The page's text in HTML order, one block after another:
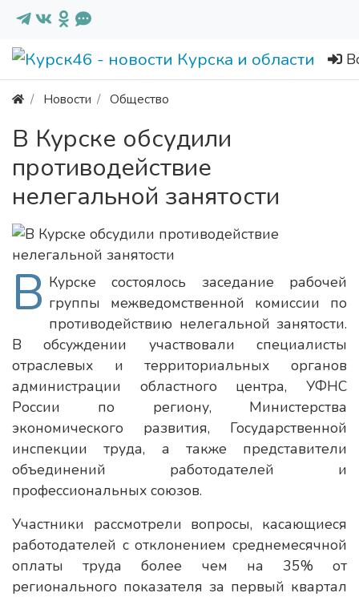
Новости Общество
В Курске обсудили
противодействие
нелегальной занятости
В Курске состоялось заседание рабочей
группы межведомственной комиссии по
противодействию нелегальной занятости.
В обсуждении участвовали специалисты
отраслевых и территориальных органов
администрации областного центра, УФНС
России по региону, Министерства
экономического развития, Государственной
инспекции труда, а также представители
объединений работодателей и
профессиональных союзов.
Участники рассмотрели вопросы, касающиеся
работодателей с отклонением среднемесячной
оплаты труда более чем на 35% от
регионального показателя за первый квартал